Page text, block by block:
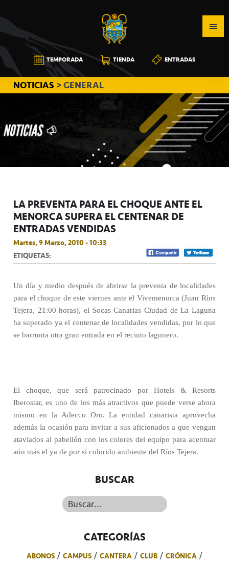
a
la
navegación
principal
al
contenido
principal
a
la
barra
lateral
principal
CB
CANARIAS
TEMPORADA TIENDA ENTRADAS
NOTICIAS > GENERAL
LA PREVENTA PARA EL CHOQUE ANTE EL
MENORCA SUPERA EL CENTENAR DE
ENTRADAS VENDIDAS
Martes, 9 Marzo, 2010 - 10:33
ETIQUETAS:
Un día y medio después de abrirse la preventa de localidades
para el choque de este viernes ante el Vivemenorca (Juan Ríos
Tejera, 21:00 horas), el Socas Canarias Ciudad de La Laguna
ha superado ya el centenar de localidades vendidas, por lo que
se barrunta otra gran entrada en el recinto lagunero.
El choque, que será patrocinado por Hotels & Resorts
Iberostar, es uno de los más atractivos que puede verse ahora
mismo en la Adecco Oro. La entidad canarista aprovecha
además la ocasión para invitar a sus aficionados a que vengan
ataviados al pabellón con los colores del equipo para acentuar
aún más el ya de por sí colorido ambiente del Ríos Tejera.
BUSCAR
Buscar...
CATEGORÍAS
ABONOS CAMPUS CANTERA CLUB
CRÓNICA